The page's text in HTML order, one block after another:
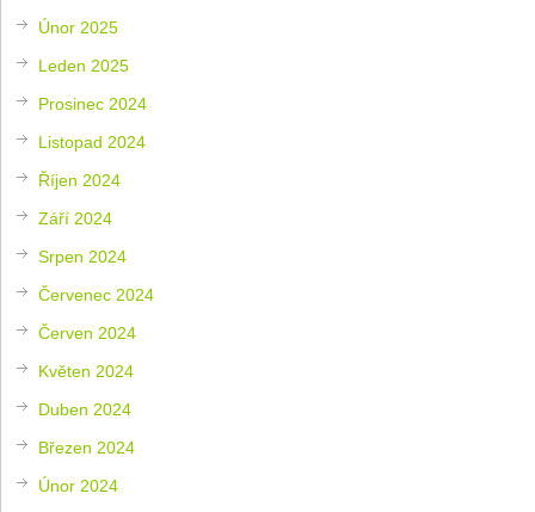
Únor 2025
Leden 2025
Prosinec 2024
Listopad 2024
Říjen 2024
Září 2024
Srpen 2024
Červenec 2024
Červen 2024
Květen 2024
Duben 2024
Březen 2024
Únor 2024